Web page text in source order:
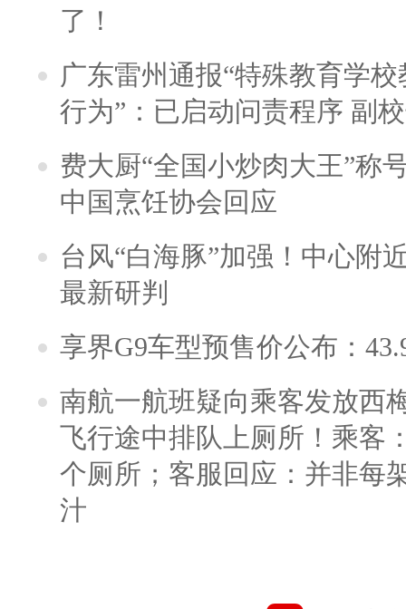
了！
广东雷州通报“特殊教育学
行为”：已启动问责程序 副
费大厨“全国小炒肉大王”称
中国烹饪协会回应
台风“白海豚”加强！中心附
最新研判
享界G9车型预售价公布：
南航一航班疑向乘客发放西
飞行途中排队上厕所！乘客
个厕所；客服回应：并非每
汁